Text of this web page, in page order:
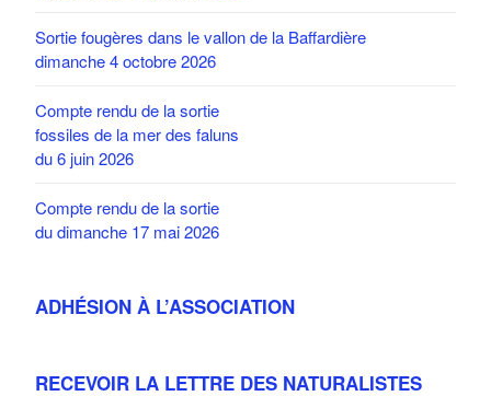
Sortie fougères dans le vallon de la Baffardière
dimanche 4 octobre 2026
Compte rendu de la sortie
fossiles de la mer des faluns
du 6 juin 2026
Compte rendu de la sortie
du dimanche 17 mai 2026
ADHÉSION À L’ASSOCIATION
RECEVOIR LA LETTRE DES NATURALISTES